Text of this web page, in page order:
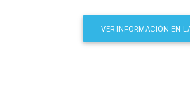
VER INFORMACIÓN EN